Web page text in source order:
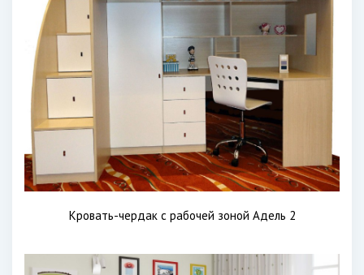
Кровать-чердак с рабочей зоной Адель 2